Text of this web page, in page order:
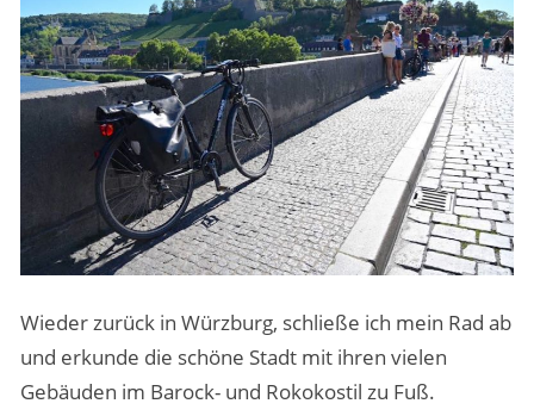
Wieder zurück in Würzburg, schließe ich mein Rad ab
und erkunde die schöne Stadt mit ihren vielen
Gebäuden im Barock- und Rokokostil zu Fuß.